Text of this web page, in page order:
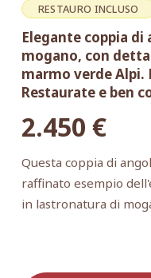
RESTAURO INCLUSO
Elegante coppia di
mogano, con
marmo verde Alpi.
Restaurate e ben
2.450 €
Questa coppia di
raffinato esempio
in lastronatura di